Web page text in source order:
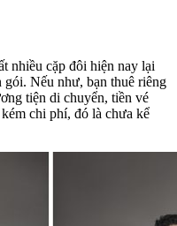
nhiều cặp đôi hiện nay lại
Nếu như, bạn thuê riêng
tiện di chuyển, tiền vé
chi phí, đó là chưa kể